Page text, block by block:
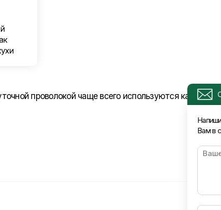
проволокой чаще всего используются как
Вам в